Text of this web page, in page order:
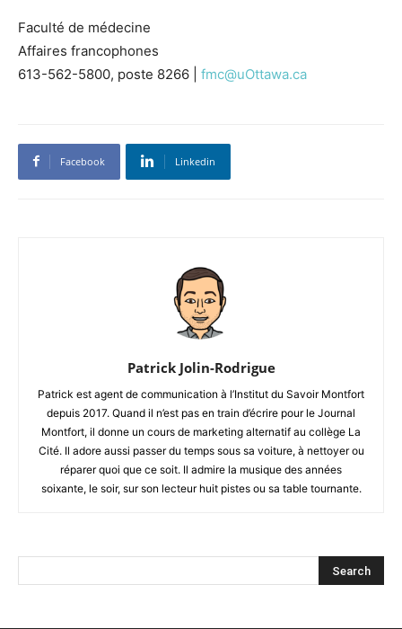
Faculté de médecine
Affaires francophones
613-562-5800, poste 8266 | fmc@uOttawa.ca
Facebook Linkedin
Patrick Jolin-Rodrigue
Patrick est agent de communication à l’Institut du Savoir Montfort
depuis 2017. Quand il n’est pas en train d’écrire pour le Journal
Montfort, il donne un cours de marketing alternatif au collège La
Cité. Il adore aussi passer du temps sous sa voiture, à nettoyer ou
réparer quoi que ce soit. Il admire la musique des années
soixante, le soir, sur son lecteur huit pistes ou sa table tournante.